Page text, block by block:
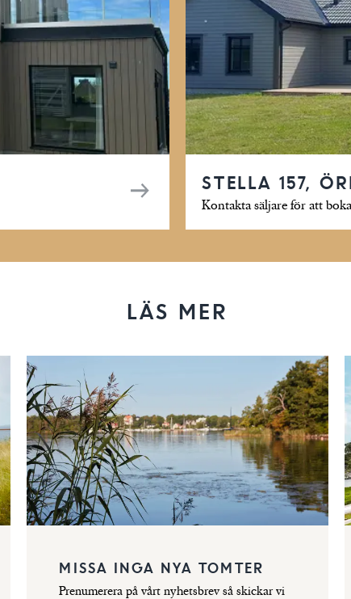
STELLA 157,
Kontakta säljare för att
LÄS MER
MISSA INGA NYA TOMTER
Prenumerera på vårt nyhetsbrev så skickar vi